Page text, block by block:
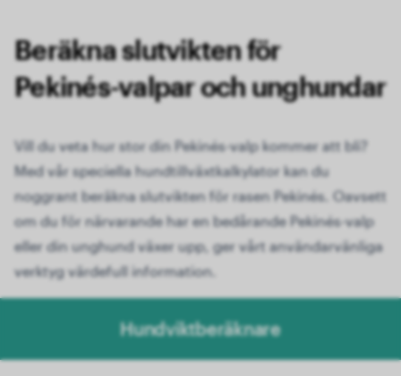
Beräkna slutvikten för
Pekinés-valpar och unghundar
Vill du veta hur stor din Pekinés-valp kommer att bli?
Med vår speciella hundtillväxtkalkylator kan du
noggrant beräkna slutvikten för rasen Pekinés. Oavsett
om du för närvarande har en bedårande Pekinés-valp
eller din unghund växer upp, ger vårt användarvänliga
verktyg värdefull information.
Hundviktberäknare